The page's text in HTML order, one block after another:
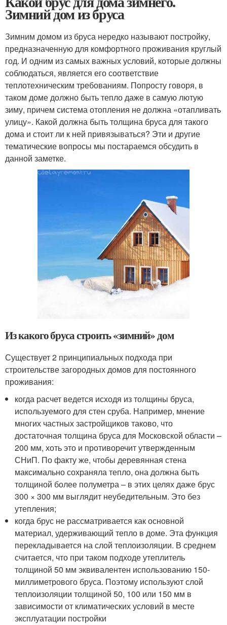
Зимний дом из бруса
Зимним домом из бруса нередко называют постройку,
предназначенную для комфортного проживания круглый
год. И одним из самых важных условий, которые должны
соблюдаться, является его соответствие
теплотехническим требованиям. Попросту говоря, в
таком доме должно быть тепло даже в самую лютую
зиму, причем система отопления не должна «отапливать
улицу». Какой должна быть толщина бруса для такого
дома и стоит ли к ней привязываться? Эти и другие
тематические вопросы мы постараемся обсудить в
данной заметке.
Из какого бруса строить «зимний» дом
Существует 2 принципиальных подхода при
строительстве загородных домов для постоянного
проживания:
когда расчет ведется исходя из толщины бруса,
используемого для стен сруба. Например, мнение
многих частных застройщиков таково, что
достаточная толщина бруса для Московской области –
200 мм, хоть это и противоречит утвержденным
СНиП. По факту же, чтобы деревянная стена
максимально сохраняла тепло, она должна быть
толщиной более полуметра – в этих целях даже брус
300 × 300 мм выглядит неубедительным. Это без
утепления;
когда брус не рассматривается как основной
материал, удерживающий тепло в доме. Эта функция
перекладывается на слой теплоизоляции. В среднем
считается, что при таком подходе утеплитель
толщиной 50 мм эквивалентен использованию 150-
миллиметрового бруса. Поэтому используют слой
теплоизоляции толщиной 50, 100 или 150 мм в
зависимости от климатических условий в месте
эксплуатации постройки